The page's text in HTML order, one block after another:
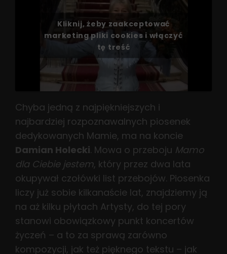
Kliknij, żeby zaakceptować
marketing pliki cookies i włączyć
tę treść
Chyba jedną z najpiękniejszych i
najbardziej rozpoznawalnych piosenek
dedykowanych Mamie, ma na koncie
Damian Holecki. Mowa o przeboju Mamo
dla Ciebie jestem, który przez dwa lata
okupywał czołówki list przebojów. Piosenka
liczy już sobie kilkanaście lat, znajdziemy ją
na aż kilku płytach Artysty, do tej pory
stanowi obowiązkowy punkt koncertów
życzeń – a to za sprawą zarówno
kompozycji, jak też pięknego tekstu – jak